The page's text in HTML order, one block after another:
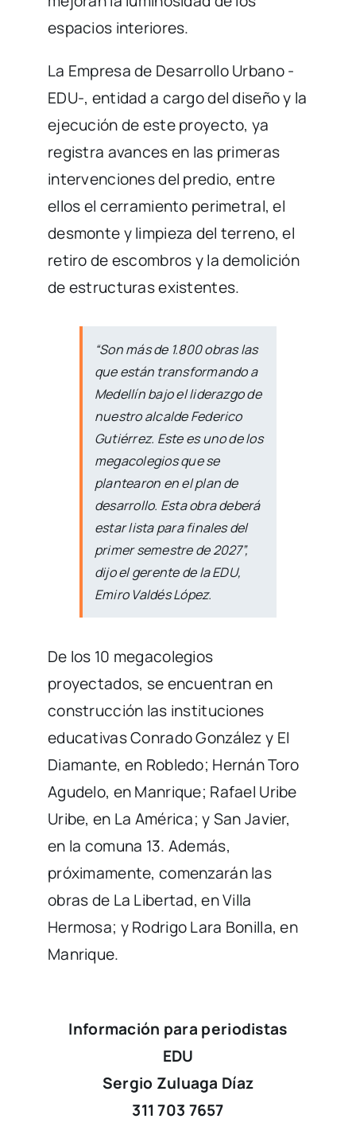
espacios interiores.
La Empresa de Desarrollo Urbano -
EDU-, entidad a cargo del diseño y la
ejecución de este proyecto, ya
registra avances en las primeras
intervenciones del predio, entre
ellos el cerramiento perimetral, el
desmonte y limpieza del terreno, el
retiro de escombros y la demolición
de estructuras existentes.
“Son más de 1.800 obras las
que están transformando a
Medellín bajo el liderazgo de
nuestro alcalde Federico
Gutiérrez. Este es uno de los
megacolegios que se
plantearon en el plan de
desarrollo. Esta obra deberá
estar lista para finales del
primer semestre de 2027”,
dijo el gerente de la EDU,
Emiro Valdés López.
De los 10 megacolegios
proyectados, se encuentran en
construcción las instituciones
educativas Conrado González y El
Diamante, en Robledo; Hernán Toro
Agudelo, en Manrique; Rafael Uribe
Uribe, en La América; y San Javier,
en la comuna 13. Además,
próximamente, comenzarán las
obras de La Libertad, en Villa
Hermosa; y Rodrigo Lara Bonilla, en
Manrique.
Información para periodistas
EDU
Sergio Zuluaga Díaz
311 703 7657